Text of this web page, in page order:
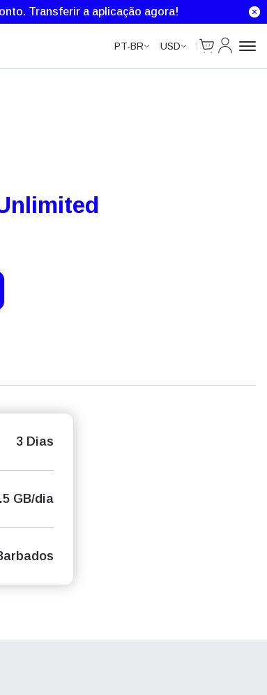
Transferir a aplicação agora!
PT-BR USD
Cart
Minha
3 Dias
GB/dia